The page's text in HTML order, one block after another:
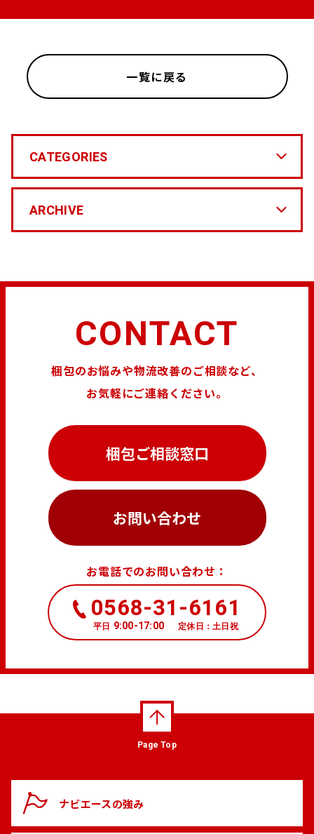
一覧に戻る
CATEGORIES
ARCHIVE
CONTACT
梱包のお悩みや物流改善のご相談など、
お気軽にご連絡ください。
梱包ご相談窓口
お問い合わせ
お電話でのお問い合わせ：
0568-31-6161
平日 9:00-17:00 定休日：土日祝
Page Top
ナビエースの強み